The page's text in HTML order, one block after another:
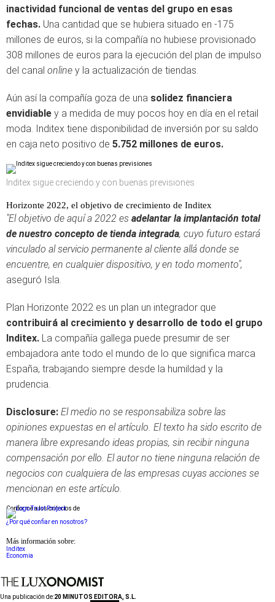
inactividad funcional de ventas del grupo en esas
fechas. Una cantidad que se hubiera situado en -175
millones de euros, si la compañía no hubiese provisionado
308 millones de euros para la ejecución del plan de impulso
del canal online y la actualización de tiendas.
Aún así la compañía goza de una solidez financiera
envidiable y a medida de muy pocos hoy en día en el retail
moda. Inditex tiene disponibilidad de inversión por su saldo
en caja neto positivo de 5.752 millones de euros.
Inditex sigue creciendo y con buenas previsiones
Horizonte 2022, el objetivo de crecimiento de Inditex
"El objetivo de aquí a 2022 es adelantar la implantación total
de nuestro concepto de tienda integrada, cuyo futuro estará
vinculado al servicio permanente al cliente allá donde se
encuentre, en cualquier dispositivo, y en todo momento",
aseguró Isla.
Plan Horizonte 2022 es un plan un integrador que
contribuirá al crecimiento y desarrollo de todo el grupo
Inditex. La compañía gallega puede presumir de ser
embajadora ante todo el mundo de lo que significa marca
España, trabajando siempre desde la humildad y la
prudencia.
Disclosure: El medio no se responsabiliza sobre las
opiniones expuestas en el artículo. El texto ha sido escrito de
manera libre expresando ideas propias, sin recibir ninguna
compensación por ello. El autor no tiene ninguna relación de
negocios con cualquiera de las empresas cuyas acciones se
mencionan en este artículo.
Conforme a los criterios de
¿Por qué confiar en nosotros?
Más información sobre:
Inditex
Economia
Una publicación de:20 MINUTOS EDITORA, S.L.